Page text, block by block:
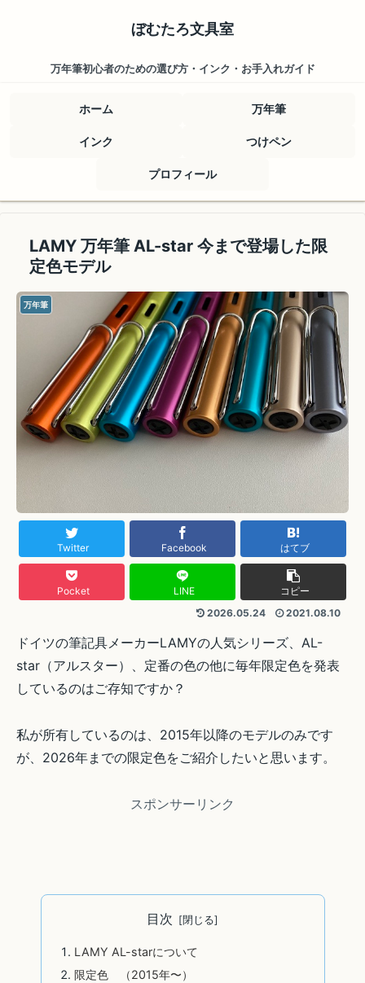
ぼむたろ文具室
万年筆初心者のための選び方・インク・お手入れガイド
ホーム 万年筆
インク つけペン
プロフィール
LAMY 万年筆 AL-star 今まで登場した限
定色モデル
万年筆
Twitter Facebook はてブ
Pocket LINE
コピー
2026.05.24
2021.08.10
ドイツの筆記具メーカーLAMYの人気シリーズ、AL-
star（アルスター）、定番の色の他に毎年限定色を発表
しているのはご存知ですか？
私が所有しているのは、2015年以降のモデルのみです
が、2026年までの限定色をご紹介したいと思います。
スポンサーリンク
目次
LAMY AL-starについて
限定色 （2015年〜）